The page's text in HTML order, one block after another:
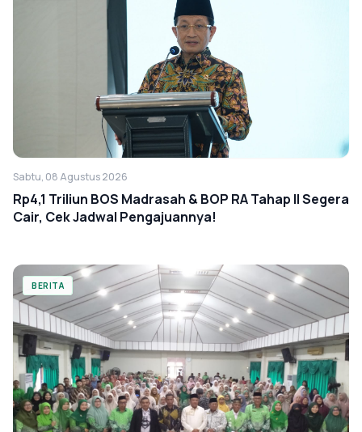
Sabtu, 08 Agustus 2026
Rp4,1 Triliun BOS Madrasah & BOP RA Tahap II Segera
Cair, Cek Jadwal Pengajuannya!
BERITA